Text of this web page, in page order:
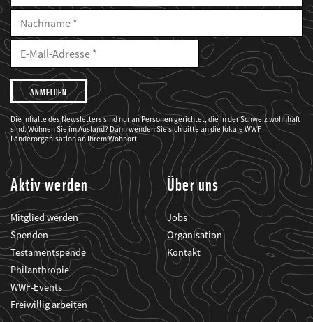
Nachname
E-
Mailadresse
E-
Adresse
Ich
möchte,
dass
der
WWF
mich
über
seine
Projekte
informiert.
Die Inhalte des Newsletters sind nur an Personen gerichtet, die in der Schweiz wohnhaft
sind. Wohnen Sie im Ausland? Dann wenden Sie sich bitte an die lokale WWF-
Länderorganisation an Ihrem Wohnort.
Aktiv werden
Mitglied werden
Spenden
Testamentspende
Philanthropie
WWF-Events
Freiwillig arbeiten
Über uns
Jobs
Organisation
Kontakt